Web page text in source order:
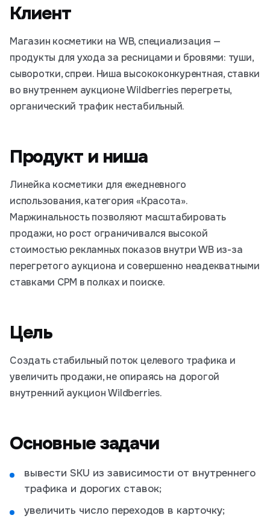
Клиент
Магазин косметики на WB, специализация —
продукты для ухода за ресницами и бровями: туши,
сыворотки, спреи. Ниша высококонкурентная, ставки
во внутреннем аукционе Wildberries перегреты,
органический трафик нестабильный.
Продукт и ниша
Линейка косметики для ежедневного
использования, категория «Красота».
Маржинальность позволяют масштабировать
продажи, но рост ограничивался высокой
стоимостью рекламных показов внутри WB из-за
перегретого аукциона и совершенно неадекватными
ставками CPM в полках и поиске.
Цель
Создать стабильный поток целевого трафика и
увеличить продажи, не опираясь на дорогой
внутренний аукцион Wildberries.
Основные задачи
вывести SKU из зависимости от внутреннего
трафика и дорогих ставок;
увеличить число переходов в карточку;